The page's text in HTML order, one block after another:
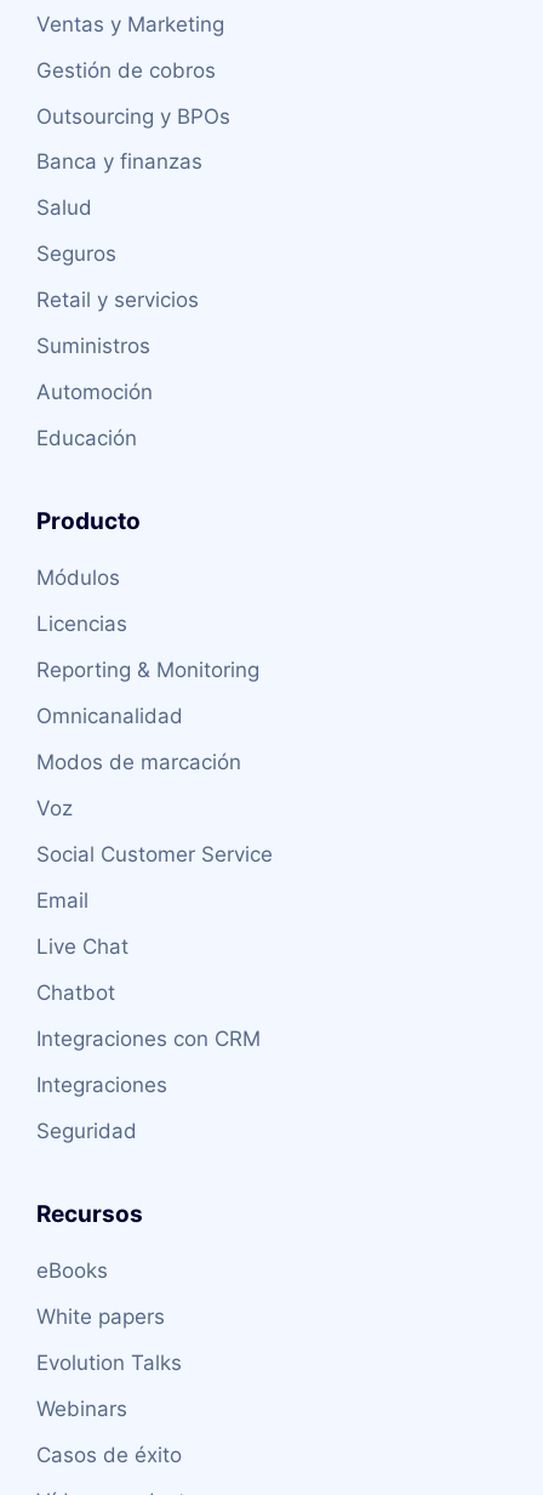
Ventas y Marketing
Gestión de cobros
Outsourcing y BPOs
Banca y finanzas
Salud
Seguros
Retail y servicios
Suministros
Automoción
Educación
Producto
Módulos
Licencias
Reporting & Monitoring
Omnicanalidad
Modos de marcación
Voz
Social Customer Service
Email
Live Chat
Chatbot
Integraciones con CRM
Integraciones
Seguridad
Recursos
eBooks
White papers
Evolution Talks
Webinars
Casos de éxito